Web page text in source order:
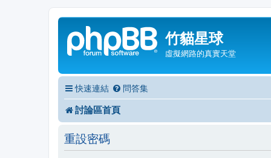
竹貓星球
虛擬網路的真實天堂
快速連結 問答集
討論區首頁
重設密碼